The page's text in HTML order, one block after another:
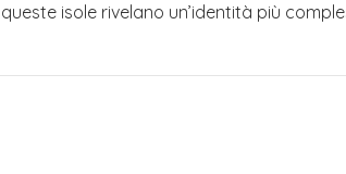
isole rivelano un’identità più